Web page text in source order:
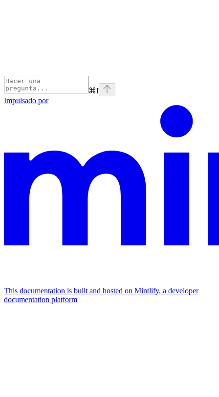
⌘I
Impulsado por
This documentation is built and hosted on Mintlify, a developer
documentation platform